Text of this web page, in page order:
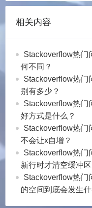
相关内容
Stackoverflow热门
何不同？
Stackoverflow热门
别有多少？
Stackoverflow热门
好方式是什么？
Stackoverflow热门
不会让x自增？
Stackoverflow热门
新行时才清空缓冲
Stackoverflow热门
的空间到底会发生什